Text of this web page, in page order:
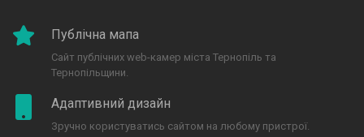
Публічна мапа
Сайт публічних web-камер міста Тернопіль та
Тернопільщини.
Адаптивний дизайн
Зручно користуватись сайтом на любому пристрої.